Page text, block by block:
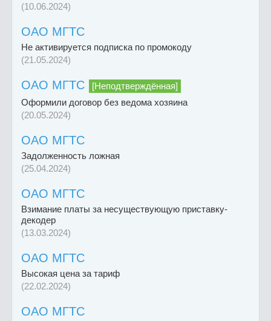
(10.06.2024)
ОАО МГТС
Не активируется подписка по промокоду
(21.05.2024)
ОАО МГТС
[Неподтверждённая]
Оформили договор без ведома хозяина
(20.05.2024)
ОАО МГТС
Задолженность ложная
(25.04.2024)
ОАО МГТС
Взимание платы за несуществующую приставку-
декодер
(13.03.2024)
ОАО МГТС
Высокая цена за тариф
(22.02.2024)
ОАО МГТС